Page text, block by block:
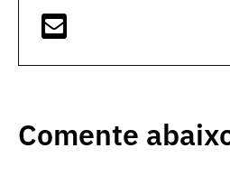
Comente